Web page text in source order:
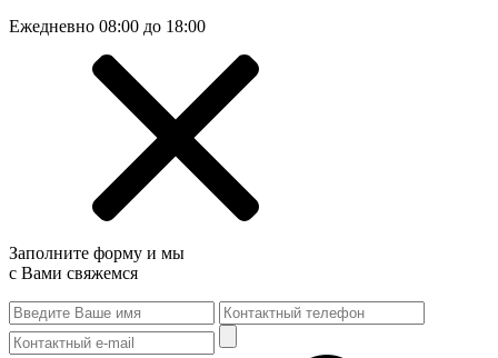
Ежедневно 08:00 до 18:00
Заполните форму и мы
с Вами свяжемся